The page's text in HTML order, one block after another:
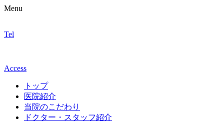
Menu
Tel
Access
トップ
医院紹介
当院のこだわり
ドクター・スタッフ紹介